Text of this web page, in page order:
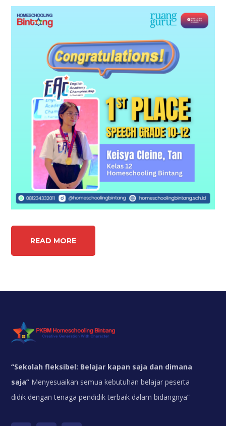
READ MORE
“Sekolah fleksibel: Belajar kapan saja dan dimana
saja” Menyesuaikan semua kebutuhan belajar peserta
didik dengan tenaga pendidik terbaik dalam bidangnya”